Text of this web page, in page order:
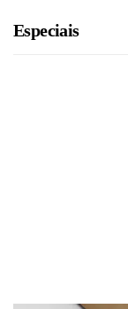
Especiais